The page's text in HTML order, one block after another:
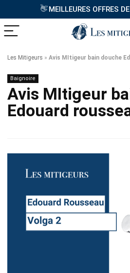
👋MEILLEURES OFFRES
Les Mitigeurs » Avis MItigeur bain douche
Baignoire
Avis MItigeur
Edouard